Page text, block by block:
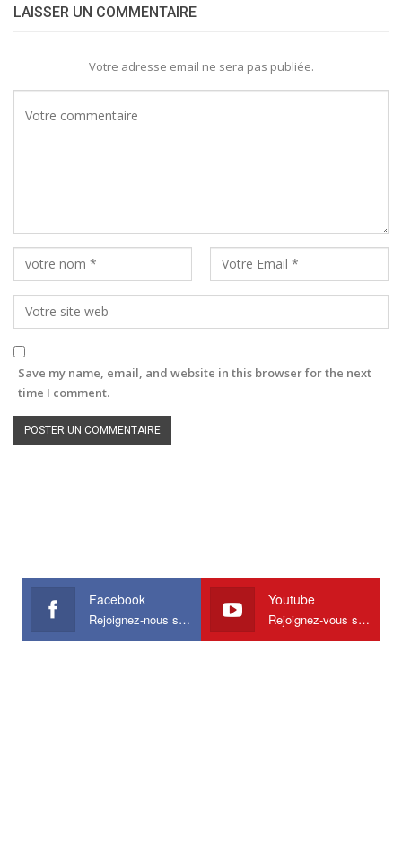
LAISSER UN COMMENTAIRE
Votre adresse email ne sera pas publiée.
Save my name, email, and website in this browser for the next
time I comment.
Facebook
Rejoignez-nous sur Facebook
Youtube
Rejoignez-vous sur Youtube